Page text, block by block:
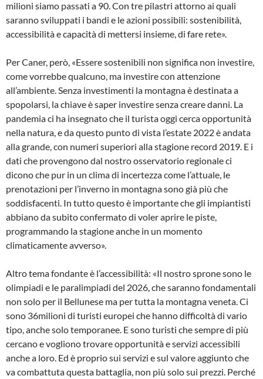
milioni siamo passati a 90. Con tre pilastri attorno ai quali
saranno sviluppati i bandi e le azioni possibili: sostenibilità,
accessibilità e capacità di mettersi insieme, di fare rete».
Per Caner, però, «Essere sostenibili non significa non investire,
come vorrebbe qualcuno, ma investire con attenzione
all’ambiente. Senza investimenti la montagna è destinata a
spopolarsi, la chiave è saper investire senza creare danni. La
pandemia ci ha insegnato che il turista oggi cerca opportunità
nella natura, e da questo punto di vista l’estate 2022 è andata
alla grande, con numeri superiori alla stagione record 2019. E i
dati che provengono dal nostro osservatorio regionale ci
dicono che pur in un clima di incertezza come l’attuale, le
prenotazioni per l’inverno in montagna sono già più che
soddisfacenti. In tutto questo è importante che gli impiantisti
abbiano da subito confermato di voler aprire le piste,
programmando la stagione anche in un momento
climaticamente avverso».
Altro tema fondante è l’accessibilità: «Il nostro sprone sono le
olimpiadi e le paralimpiadi del 2026, che saranno fondamentali
non solo per il Bellunese ma per tutta la montagna veneta. Ci
sono 36milioni di turisti europei che hanno difficoltà di vario
tipo, anche solo temporanee. E sono turisti che sempre di più
cercano e vogliono trovare opportunità e servizi accessibili
anche a loro. Ed è proprio sui servizi e sul valore aggiunto che
va combattuta questa battaglia, non più solo sui prezzi. Perché